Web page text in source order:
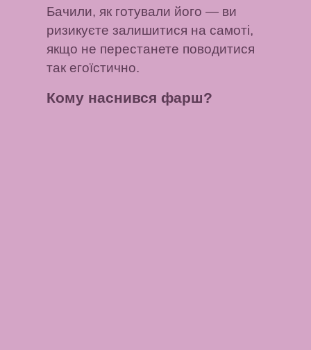
Бачили, як готували його — ви
ризикуєте залишитися на самоті,
якщо не перестанете поводитися
так егоїстично.
Кому наснився фарш?